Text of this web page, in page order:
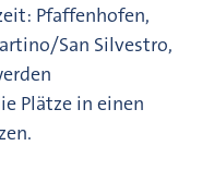
Pfaffenhofen,
San Silvestro,
Plätze in einen